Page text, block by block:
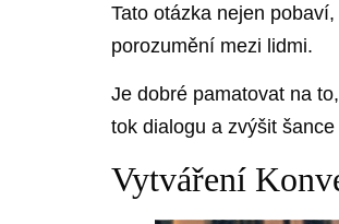
Tato otázka nejen
porozumění mezi lidmi.
Je dobré pamatovat na
tok dialogu a zvýšit
Vytváření